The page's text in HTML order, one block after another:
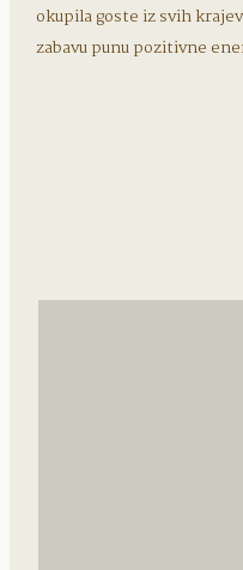
okupila goste iz svih
zabavu punu pozitivne